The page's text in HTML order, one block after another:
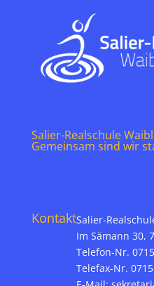
Salier-Realschule
Gemeinsam sind wir
KontaktSalier-
Im Sämann 30,
Telefon-Nr.
Telefax-Nr.